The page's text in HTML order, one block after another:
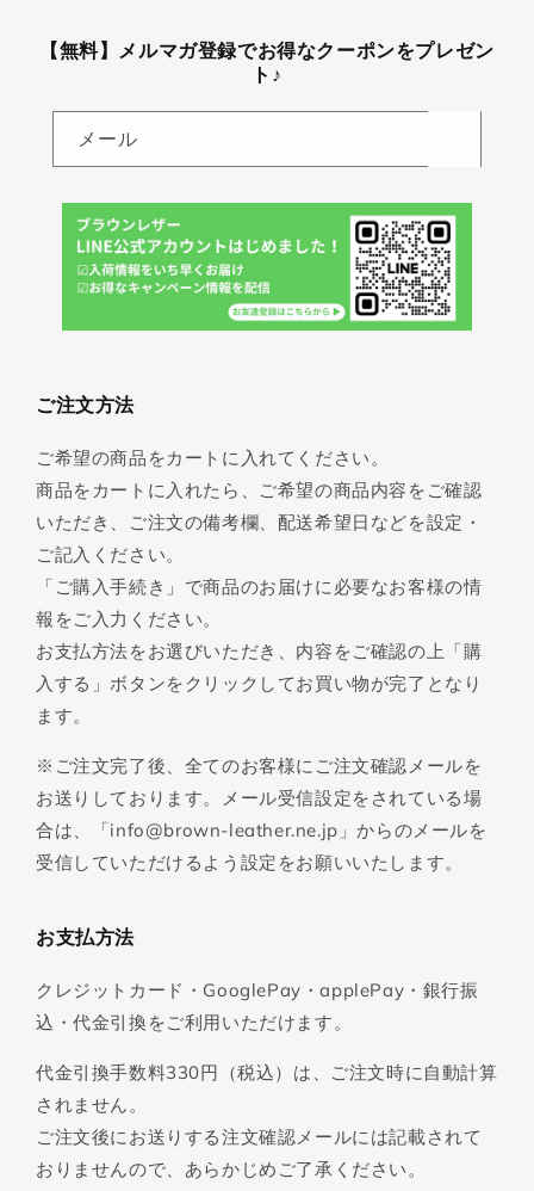
【無料】メルマガ登録でお得なクーポンをプレゼン
ト♪
メール
ご注文方法
ご希望の商品をカートに入れてください。
商品をカートに入れたら、ご希望の商品内容をご確認
いただき、ご注文の備考欄、配送希望日などを設定・
ご記入ください。
「ご購入手続き」で商品のお届けに必要なお客様の情
報をご入力ください。
お支払方法をお選びいただき、内容をご確認の上「購
入する」ボタンをクリックしてお買い物が完了となり
ます。
※ご注文完了後、全てのお客様にご注文確認メールを
お送りしております。メール受信設定をされている場
合は、「info@brown-leather.ne.jp」からのメールを
受信していただけるよう設定をお願いいたします。
お支払方法
クレジットカード・GooglePay・applePay・銀行振
込・代金引換をご利用いただけます。
代金引換手数料330円（税込）は、ご注文時に自動計算
されません。
ご注文後にお送りする注文確認メールには記載されて
おりませんので、あらかじめご了承ください。